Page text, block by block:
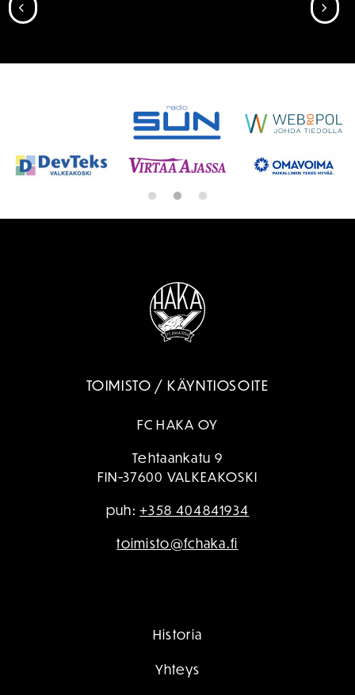
SIIRRY EDELLISEEN
TOIMISTO / KÄYNTIOSOITE
FC HAKA OY
Tehtaankatu 9
FIN-37600 VALKEAKOSKI
puh:+358 404841934
toimisto@fchaka.fi
Historia
Yhteys